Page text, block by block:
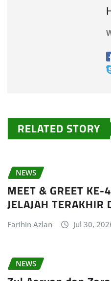
RELATED STORY
NEWS
MEET & GREET
JELAJAH
Farihin Azlan Jul 30,
NEWS